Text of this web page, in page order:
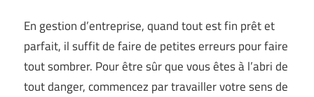
En gestion d’entreprise, quand tout est fin prêt et
parfait, il suffit de faire de petites erreurs pour faire
tout sombrer. Pour être sûr que vous êtes à l’abri de
tout danger, commencez par travailler votre sens de